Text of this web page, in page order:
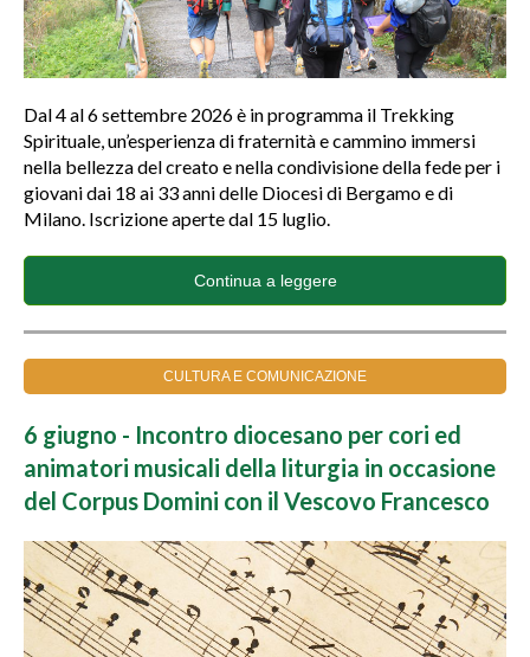
Dal 4 al 6 settembre 2026 è in programma il Trekking
Spirituale, un’esperienza di fraternità e cammino immersi
nella bellezza del creato e nella condivisione della fede per i
giovani dai 18 ai 33 anni delle Diocesi di Bergamo e di
Milano. Iscrizione aperte dal 15 luglio.
Continua a leggere
CULTURA E COMUNICAZIONE
6 giugno - Incontro diocesano per cori ed
animatori musicali della liturgia in occasione
del Corpus Domini con il Vescovo Francesco